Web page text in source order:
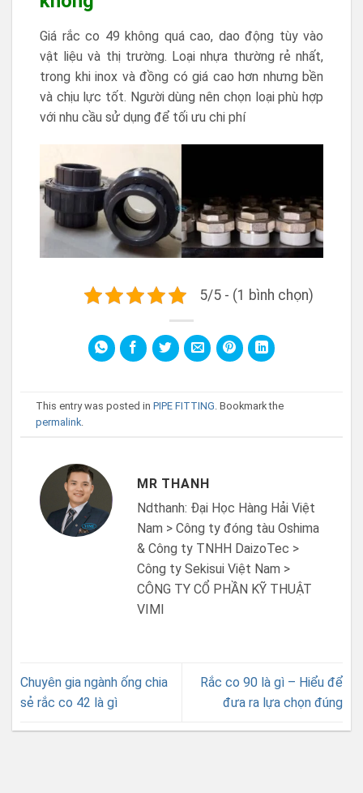
Giá rắc co 49 không quá cao, dao động tùy vào
vật liệu và thị trường. Loại nhựa thường rẻ nhất,
trong khi inox và đồng có giá cao hơn nhưng bền
và chịu lực tốt. Người dùng nên chọn loại phù hợp
với nhu cầu sử dụng để tối ưu chi phí
5/5 - (1 bình chọn)
This entry was posted inPIPE FITTING . Bookmark the
permalink
MR THANH
Ndthanh: Đại Học Hàng Hải Việt
Nam > Công ty đóng tàu Oshima
& Công ty TNHH DaizoTec >
Công ty Sekisui Việt Nam >
CÔNG TY CỔ PHẦN KỸ THUẬT
VIMI
Chuyên gia ngành ống chia
sẻ rắc co 42 là gì
Rắc co 90 là gì – Hiểu để
đưa ra lựa chọn đúng